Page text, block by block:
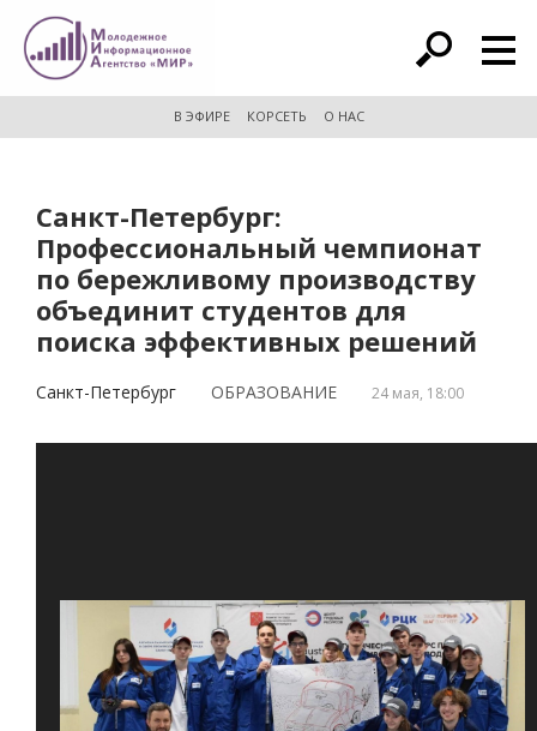
расширенный поиск
В ЭФИРЕ КОРСЕТЬ О НАС
Санкт-Петербург:
Профессиональный чемпионат
по бережливому производству
объединит студентов для
поиска эффективных решений
Санкт-Петербург ОБРАЗОВАНИЕ 24 мая, 18:00